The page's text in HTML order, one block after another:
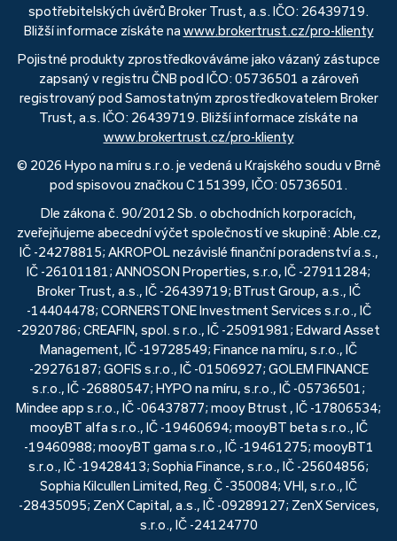
spotřebitelských úvěrů Broker Trust, a.s. IČO: 26439719.
Bližší informace získáte na www.brokertrust.cz/pro-klienty
Pojistné produkty zprostředkováváme jako vázaný zástupce
zapsaný v registru ČNB pod IČO: 05736501 a zároveň
registrovaný pod Samostatným zprostředkovatelem Broker
Trust, a.s. IČO: 26439719. Bližší informace získáte na
www.brokertrust.cz/pro-klienty
© 2026 Hypo na míru s.r.o. je vedená u Krajského soudu v Brně
pod spisovou značkou C 151399, IČO: 05736501.
Dle zákona č. 90/2012 Sb. o obchodních korporacích,
zveřejňujeme abecední výčet společností ve skupině: Able.cz,
IČ -24278815; AKROPOL nezávislé finanční poradenství a.s.,
IČ -26101181; ANNOSON Properties, s.r.o, IČ -27911284;
Broker Trust, a.s., IČ -26439719; BTrust Group, a.s., IČ
-14404478; CORNERSTONE Investment Services s.r.o., IČ
-2920786; CREAFIN, spol. s r.o., IČ -25091981; Edward Asset
Management, IČ -19728549; Finance na míru, s.r.o., IČ
-29276187; GOFIS s.r.o., IČ -01506927; GOLEM FINANCE
s.r.o., IČ -26880547; HYPO na míru, s.r.o., IČ -05736501;
Mindee app s.r.o., IČ -06437877; mooy Btrust , IČ -17806534;
mooyBT alfa s.r.o., IČ -19460694; mooyBT beta s.r.o., IČ
-19460988; mooyBT gama s.r.o., IČ -19461275; mooyBT1
s.r.o., IČ -19428413; Sophia Finance, s.r.o., IČ -25604856;
Sophia Kilcullen Limited, Reg. Č -350084; VHI, s.r.o., IČ
-28435095; ZenX Capital, a.s., IČ -09289127; ZenX Services,
s.r.o., IČ -24124770